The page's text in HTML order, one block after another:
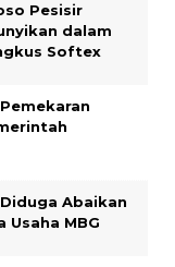
Pesisir
dalam
Softex
Abaikan
Usaha MBG